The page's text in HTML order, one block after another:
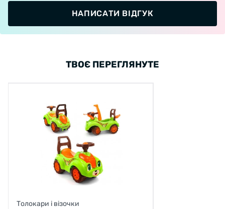
НАПИСАТИ ВІДГУК
ТВОЄ ПЕРЕГЛЯНУТЕ
Толокари і візочки